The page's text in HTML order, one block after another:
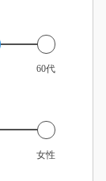
60代
女性